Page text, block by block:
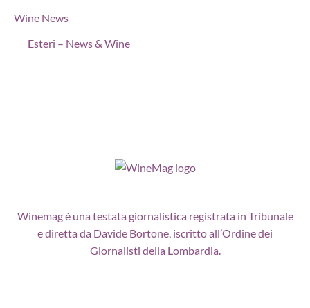
Wine News
Esteri – News & Wine
Winemag è una testata giornalistica registrata in Tribunale
e diretta da Davide Bortone, iscritto all’Ordine dei
Giornalisti della Lombardia.